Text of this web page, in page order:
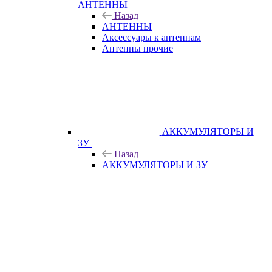
АНТЕННЫ
Назад
АНТЕННЫ
Аксессуары к антеннам
Антенны прочие
АККУМУЛЯТОРЫ И
ЗУ
Назад
АККУМУЛЯТОРЫ И ЗУ